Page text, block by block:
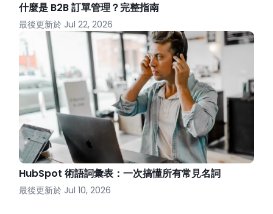
什麼是 B2B 訂單管理？完整指南
最後更新於 Jul 22, 2026
HubSpot 術語詞彙表：一次搞懂所有常見名詞
最後更新於 Jul 10, 2026